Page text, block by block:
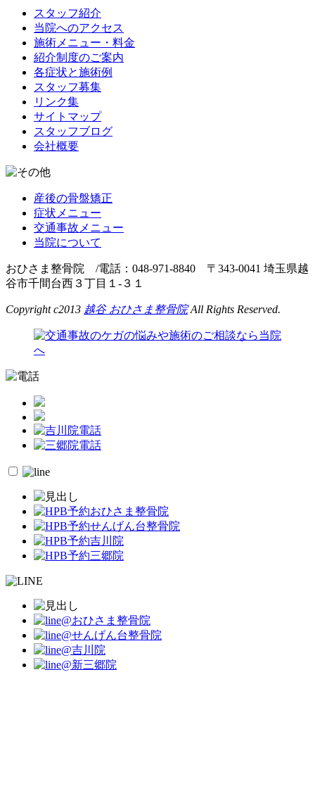
スタッフ紹介
当院へのアクセス
施術メニュー・料金
紹介制度のご案内
各症状と施術例
スタッフ募集
リンク集
サイトマップ
スタッフブログ
会社概要
産後の骨盤矯正
症状メニュー
交通事故メニュー
当院について
おひさま整骨院 /電話：048-971-8840 〒343-0041 埼玉県越
谷市千間台西３丁目１-３１
Copyright c2013 越谷 おひさま整骨院All Rights Reserved.